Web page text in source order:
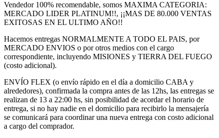
Vendedor 100% recomendable, somos MAXIMA CATEGORIA:
MERCADO LIDER PLATINUM!!, ¡¡MAS DE 80.000 VENTAS
EXITOSAS EN EL ULTIMO AÑO!!
Hacemos entregas NORMALMENTE A TODO EL PAIS, por
MERCADO ENVIOS o por otros medios con el cargo
correspondiente, incluyendo MISIONES y TIERRA DEL FUEGO
(costo adicional).
ENVÍO FLEX (o envío rápido en el día a domicilio CABA y
alrededores), confirmada la compra antes de las 12hs, las entregas se
realizan de 13 a 22:00 hs, sin posibilidad de acordar el horario de
entrega, si no hay nadie en el domicilio para recibirlo la mensajería
se comunicará para coordinar una nueva entrega con costo adicional
a cargo del comprador.